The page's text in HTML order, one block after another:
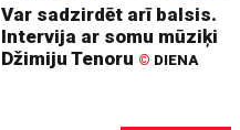
Var sadzirdēt arī balsis.
Intervija ar somu mūziķi
Džimiju Tenoru © DIENA